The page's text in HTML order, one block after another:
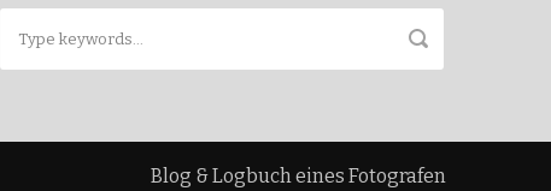
Blog & Logbuch eines Fotografen